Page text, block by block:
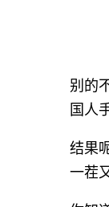
别的
国人
结果
一茬